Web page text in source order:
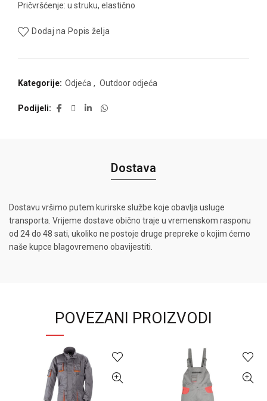
Pričvršćenje: u struku, elastično
Dodaj na Popis želja
Kategorije: Odjeća , Outdoor odjeća
Podijeli
Dostava
Dostavu vršimo putem kurirske službe koje obavlja usluge
transporta. Vrijeme dostave obično traje u vremenskom rasponu
od 24 do 48 sati, ukoliko ne postoje druge prepreke o kojim ćemo
naše kupce blagovremeno obavijestiti.
POVEZANI PROIZVODI